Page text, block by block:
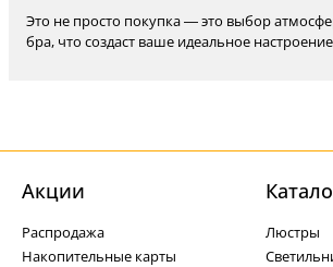
Это не просто покупка — это выбор
бра, что создаст ваше идеальное
Акции
Распродажа
Накопительные карты
Люстры